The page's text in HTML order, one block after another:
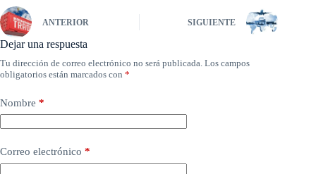
ANTERIOR SIGUIENTE
Dejar una respuesta
Tu dirección de correo electrónico no será publicada. Los campos
obligatorios están marcados con *
Nombre *
Correo electrónico *